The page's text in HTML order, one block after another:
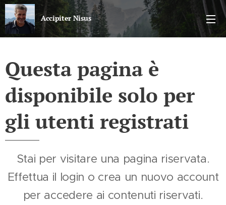
Accipiter Nisus
Il blog di Nicola Sparvieri
Questa pagina è
disponibile solo per
gli utenti registrati
Stai per visitare una pagina riservata.
Effettua il login o crea un nuovo account
per accedere ai contenuti riservati.